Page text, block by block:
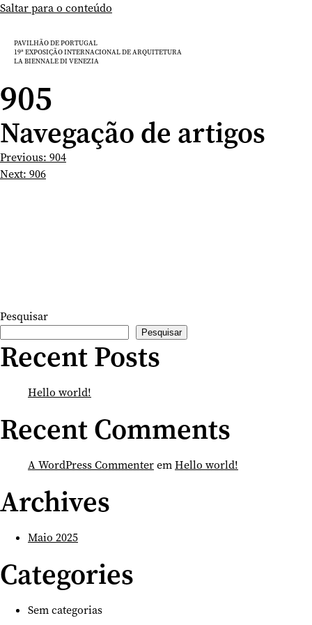
Saltar para o conteúdo
PAVILHÃO DE PORTUGAL
19ª EXPOSIÇÃO INTERNACIONAL DE ARQUITETURA
LA BIENNALE DI VENEZIA
905
Navegação de artigos
Previous: 904
Next: 906
Pesquisar
Pesquisar
Recent Posts
Hello world!
Recent Comments
A WordPress CommenteremHello world!
Archives
Maio 2025
Categories
Sem categorias
10.05 — 23.11.2025
Terça a Domingo
10:00—18:00
San Marco 3415
Vaporetto 1 Sant Angelo
Vaporetto 82 San Samuele
hello[at]paraisohoje.pt
IMPRENSA